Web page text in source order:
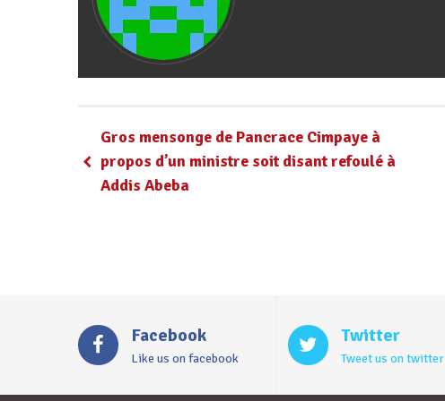
Gros mensonge de Pancrace Cimpaye à
propos d’un ministre soit disant refoulé à
Addis Abeba
Facebook
Like us on facebook
Twitter
Tweet us on twitter